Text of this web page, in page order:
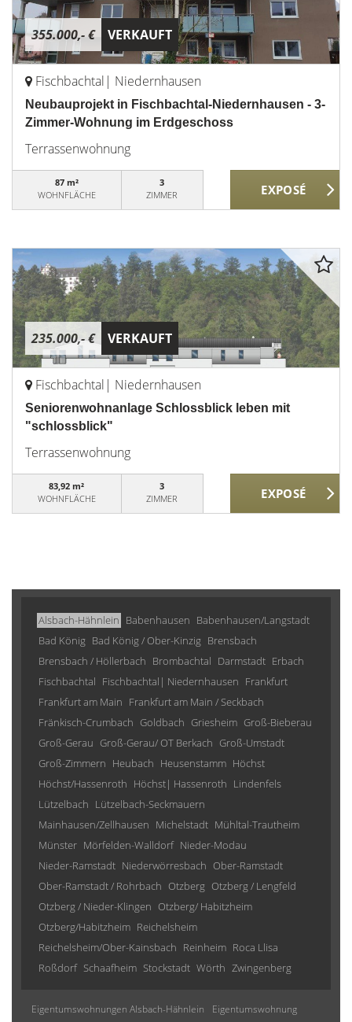
355.000,- € VERKAUFT
Fischbachtal| Niedernhausen
Neubauprojekt in Fischbachtal-Niedernhausen - 3-
Zimmer-Wohnung im Erdgeschoss
Terrassenwohnung
87 m²
WOHNFLÄCHE
3
ZIMMER
235.000,- € VERKAUFT
Fischbachtal| Niedernhausen
Seniorenwohnanlage Schlossblick leben mit
"schlossblick"
Terrassenwohnung
83,92 m²
WOHNFLÄCHE
3
ZIMMER
Alsbach-Hähnlein Babenhausen Babenhausen/Langstadt
Bad König Bad König / Ober-Kinzig Brensbach
Brensbach / Höllerbach Brombachtal Darmstadt Erbach
Fischbachtal Fischbachtal| Niedernhausen Frankfurt
Frankfurt am Main Frankfurt am Main / Seckbach
Fränkisch-Crumbach Goldbach Griesheim Groß-Bieberau
Groß-Gerau Groß-Gerau/ OT Berkach Groß-Umstadt
Groß-Zimmern Heubach Heusenstamm Höchst
Höchst/Hassenroth Höchst| Hassenroth Lindenfels
Lützelbach Lützelbach-Seckmauern
Mainhausen/Zellhausen Michelstadt Mühltal-Trautheim
Münster Mörfelden-Walldorf Nieder-Modau
Nieder-Ramstadt Niederwörresbach Ober-Ramstadt
Ober-Ramstadt / Rohrbach Otzberg Otzberg / Lengfeld
Otzberg / Nieder-Klingen Otzberg/ Habitzheim
Otzberg/Habitzheim Reichelsheim
Reichelsheim/Ober-Kainsbach Reinheim Roca Llisa
Roßdorf Schaafheim Stockstadt Wörth Zwingenberg
Eigentumswohnungen Alsbach-Hähnlein
Eigentumswohnung